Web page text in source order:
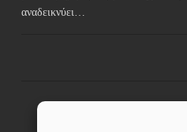
αναδεικνύει…